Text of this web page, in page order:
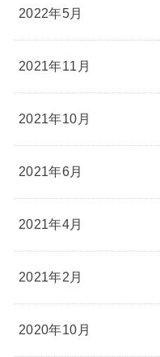
2022年5月
2021年11月
2021年10月
2021年6月
2021年4月
2021年2月
2020年10月